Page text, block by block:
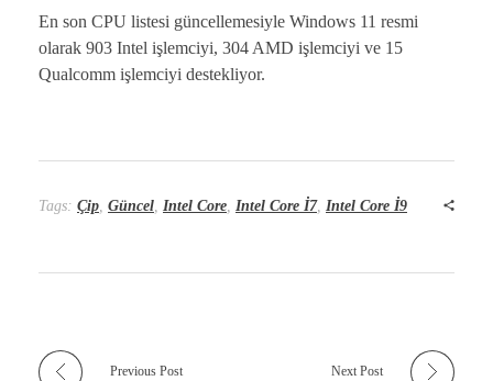
En son CPU listesi güncellemesiyle Windows 11 resmi
olarak 903 Intel işlemciyi, 304 AMD işlemciyi ve 15
Qualcomm işlemciyi destekliyor.
Tags: Çip, Güncel, Intel Core, Intel Core İ7, Intel Core İ9
Previous Post Next Post